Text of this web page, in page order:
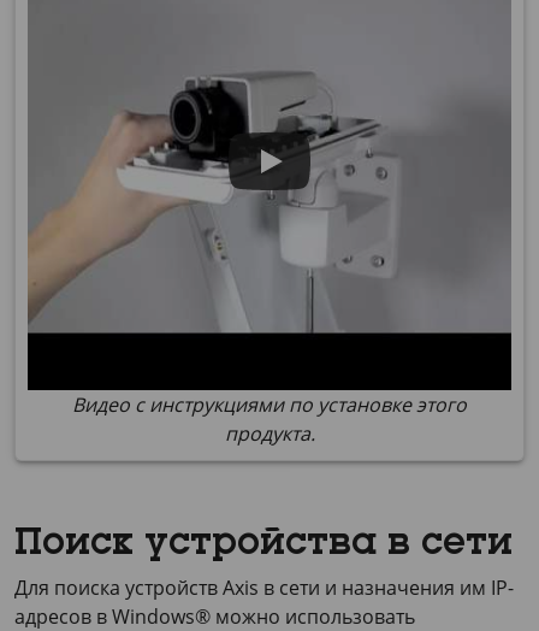
Видео с инструкциями по установке этого
продукта.
Поиск устройства в сети
Для поиска устройств Axis в сети и назначения им IP-
адресов в Windows® можно использовать